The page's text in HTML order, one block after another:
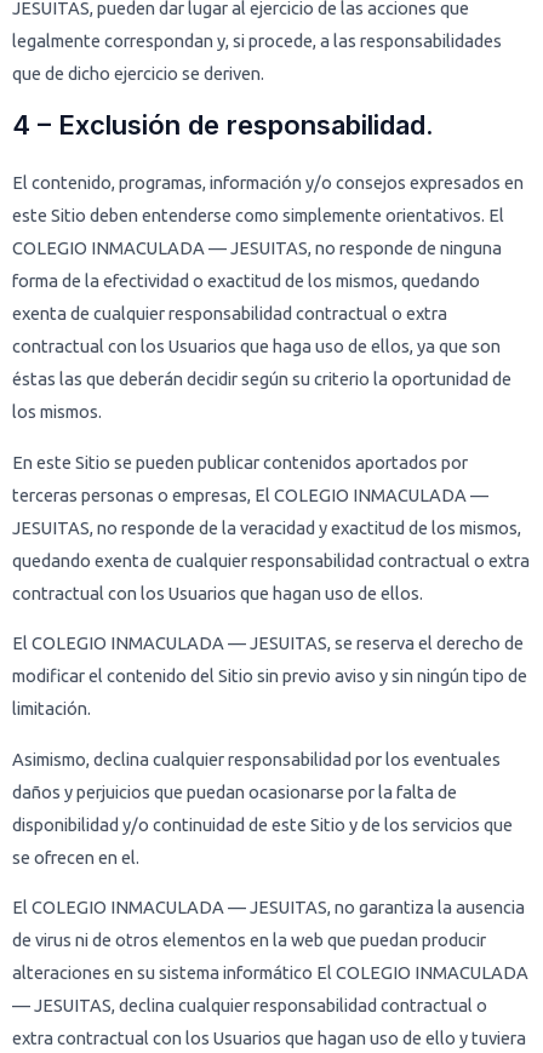
JESUITAS, pueden dar lugar al ejercicio de las acciones que
legalmente correspondan y, si procede, a las responsabilidades
que de dicho ejercicio se deriven.
4 – Exclusión de responsabilidad.
El contenido, programas, información y/o consejos expresados en
este Sitio deben entenderse como simplemente orientativos. El
COLEGIO INMACULADA — JESUITAS, no responde de ninguna
forma de la efectividad o exactitud de los mismos, quedando
exenta de cualquier responsabilidad contractual o extra
contractual con los Usuarios que haga uso de ellos, ya que son
éstas las que deberán decidir según su criterio la oportunidad de
los mismos.
En este Sitio se pueden publicar contenidos aportados por
terceras personas o empresas, El COLEGIO INMACULADA —
JESUITAS, no responde de la veracidad y exactitud de los mismos,
quedando exenta de cualquier responsabilidad contractual o extra
contractual con los Usuarios que hagan uso de ellos.
El COLEGIO INMACULADA — JESUITAS, se reserva el derecho de
modificar el contenido del Sitio sin previo aviso y sin ningún tipo de
limitación.
Asimismo, declina cualquier responsabilidad por los eventuales
daños y perjuicios que puedan ocasionarse por la falta de
disponibilidad y/o continuidad de este Sitio y de los servicios que
se ofrecen en el.
El COLEGIO INMACULADA — JESUITAS, no garantiza la ausencia
de virus ni de otros elementos en la web que puedan producir
alteraciones en su sistema informático El COLEGIO INMACULADA
— JESUITAS, declina cualquier responsabilidad contractual o
extra contractual con los Usuarios que hagan uso de ello y tuviera